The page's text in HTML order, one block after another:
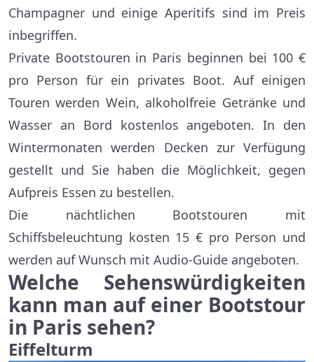
Champagner und einige Aperitifs sind im Preis
inbegriffen.
Private Bootstouren in Paris beginnen bei 100 €
pro Person für ein privates Boot. Auf einigen
Touren werden Wein, alkoholfreie Getränke und
Wasser an Bord kostenlos angeboten. In den
Wintermonaten werden Decken zur Verfügung
gestellt und Sie haben die Möglichkeit, gegen
Aufpreis Essen zu bestellen.
Die nächtlichen Bootstouren mit
Schiffsbeleuchtung kosten 15 € pro Person und
werden auf Wunsch mit Audio-Guide angeboten.
Welche Sehenswürdigkeiten
kann man auf einer Bootstour
in Paris sehen?
Eiffelturm